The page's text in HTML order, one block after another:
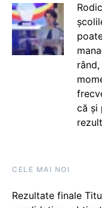
că și
CELE MAI NOI
Rezultate finale